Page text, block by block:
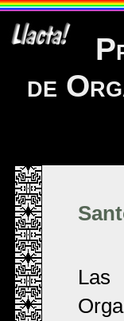
de
Las